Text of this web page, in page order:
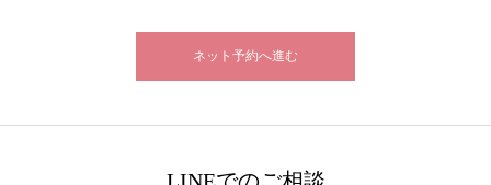
ネット予約へ進む